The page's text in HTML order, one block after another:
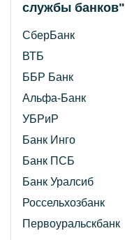
службы банков"
СберБанк
ВТБ
ББР Банк
Альфа-Банк
УБРиР
Банк Инго
Банк ПСБ
Банк Уралсиб
Россельхозбанк
Первоуральскбанк